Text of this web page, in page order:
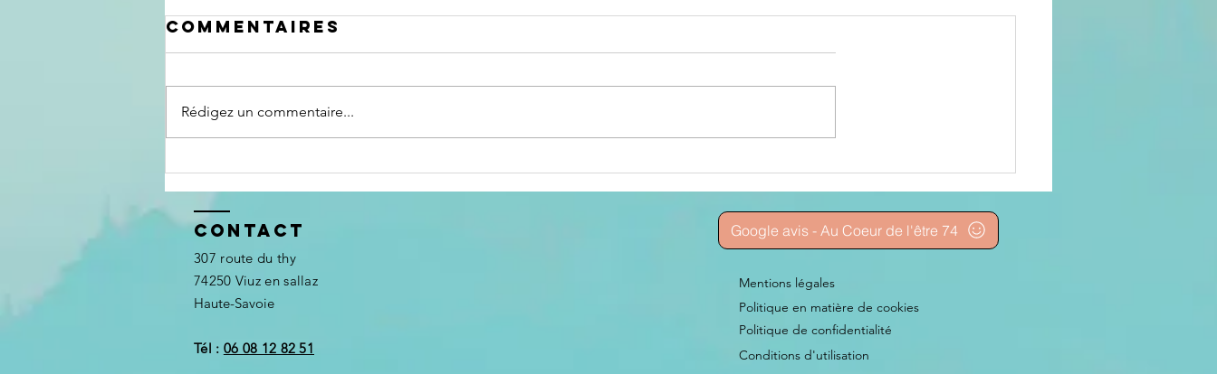
servant
aujourd'hui ?
âmes
Commentaires
Rédigez un commentaire...
Contact
307 route du thy
74250 Viuz en sallaz
Haute-Savoie
Tél : 06 08 12 82 51
Google avis - Au Coeur de l'être 74
Mentions légales
Politique en matière de cookies
Politique de confidentialité
Conditions d'utilisation